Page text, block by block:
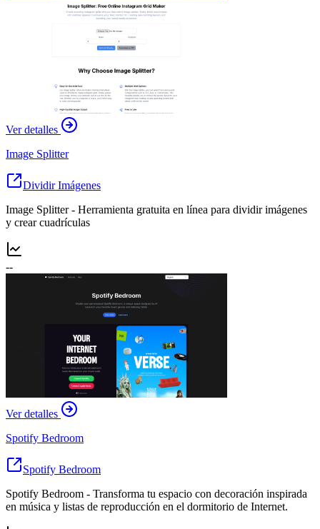
Ver detalles
Image Splitter
Dividir Imágenes
Image Splitter - Herramienta gratuita en línea para dividir imágenes
y crear cuadrículas
--
Ver detalles
Spotify Bedroom
Spotify Bedroom
Spotify Bedroom - Transforma tu espacio con decoración inspirada
en música y listas de reproducción en el dormitorio de Internet.